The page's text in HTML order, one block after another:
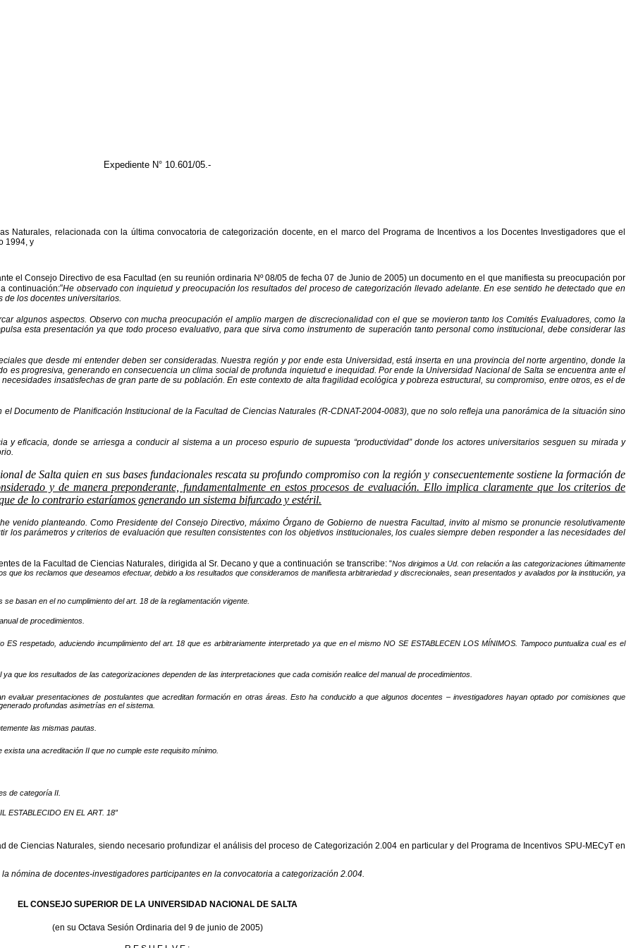
Expediente N° 10.601/05.-
Naturales, relacionada con la última convocatoria de categorización docente, en el marco del Programa de Incentivos a los Docentes Investigadores que el
1994, y
el Consejo Directivo de esa Facultad (en su reunión ordinaria Nº 08/05 de fecha 07 de Junio de 2005) un documento en el que manifiesta su preocupación por
continuación:“He observado con inquietud y preocupación los resultados del proceso de categorización llevado adelante. En ese sentido he detectado que en
de los docentes universitarios.
algunos aspectos. Observo con mucha preocupación el amplio margen de discrecionalidad con el que se movieron tanto los Comités Evaluadores, como la
esta presentación ya que todo proceso evaluativo, para que sirva como instrumento de superación tanto personal como institucional, debe considerar las
que desde mi entender deben ser consideradas. Nuestra región y por ende esta Universidad, está inserta en una provincia del norte argentino, donde la
es progresiva, generando en consecuencia un clima social de profunda inquietud e inequidad. Por ende la Universidad Nacional de Salta se encuentra ante el
insatisfechas de gran parte de su población. En este contexto de alta fragilidad ecológica y pobreza estructural, su compromiso, entre otros, es el de
Documento de Planificación Institucional de la Facultad de Ciencias Naturales (R-CDNAT-2004-0083), que no solo refleja una panorámica de la situación sino
eficacia, donde se arriesga a conducir al sistema a un proceso espurio de supuesta “productividad” donde los actores universitarios sesguen su mirada y
de Salta quien en sus bases fundacionales rescata su profundo compromiso con la región y consecuentemente sostiene la formación de
y de manera preponderante, fundamentalmente en estos procesos de evaluación. Ello implica claramente que los criterios de
de lo contrario estaríamos generando un sistema bifurcado y estéril.
venido planteando. Como Presidente del Consejo Directivo, máximo Órgano de Gobierno de nuestra Facultad, invito al mismo se pronuncie resolutivamente
los parámetros y criterios de evaluación que resulten consistentes con los objetivos institucionales, los cuales siempre deben responder a las necesidades del
de la Facultad de Ciencias Naturales, dirigida al Sr. Decano y que a continuación se transcribe: “Nos dirigimos a Ud. con relación a las categorizaciones últimamente
los reclamos que deseamos efectuar, debido a los resultados que consideramos de manifiesta arbitrariedad y discrecionales, sean presentados y avalados por la institución, ya
basan en el no cumplimiento del art. 18 de la reglamentación vigente.
de procedimientos.
respetado, aduciendo incumplimiento del art. 18 que es arbitrariamente interpretado ya que en el mismo NO SE ESTABLECEN LOS MÍNIMOS. Tampoco puntualiza cual es el
que los resultados de las categorizaciones dependen de las interpretaciones que cada comisión realice del manual de procedimientos.
presentaciones de postulantes que acreditan formación en otras áreas. Esto ha conducido a que algunos docentes – investigadores hayan optado por comisiones que
profundas asimetrías en el sistema.
las mismas pautas.
una acreditación II que no cumple este requisito mínimo.
de categoría II.
ESTABLECIDO EN EL ART. 18”
Ciencias Naturales, siendo necesario profundizar el análisis del proceso de Categorización 2.004 en particular y del Programa de Incentivos SPU-MECyT en
nómina de docentes-investigadores participantes en la convocatoria a categorización 2.004.
EL CONSEJO SUPERIOR DE LA UNIVERSIDAD NACIONAL DE SALTA
(en su Octava Sesión Ordinaria del 9 de junio de 2005)